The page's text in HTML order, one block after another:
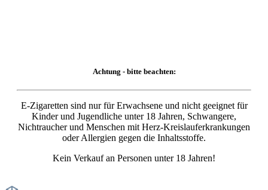
Achtung - bitte beachten:
E-Zigaretten sind nur für Erwachsene und nicht geeignet für
Kinder und Jugendliche unter 18 Jahren, Schwangere,
Nichtraucher und Menschen mit Herz-Kreislauferkrankungen
oder Allergien gegen die Inhaltsstoffe.
Kein Verkauf an Personen unter 18 Jahren!